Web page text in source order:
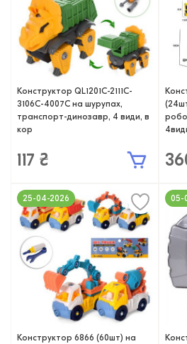
Конструктор QL1201C-2111C-
3106C-4007C на шурупах,
транспорт-динозавр, 4 види, в
кор
117 ₴
Конструктор 6866 (60шт) на
25-04-2026 05-